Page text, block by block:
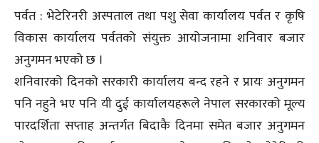
पर्वत : भेटेरिनरी अस्पताल तथा पशु सेवा कार्यालय पर्वत र कृषि
विकास कार्यालय पर्वतको संयुक्त आयोजनामा शनिवार बजार
अनुगमन भएको छ ।
शनिवारको दिनको सरकारी कार्यालय बन्द रहने र प्रायः अनुगमन
पनि नहुने भए पनि यी दुई कार्यालयहरूले नेपाल सरकारको मूल्य
पारदर्शिता सप्ताह अन्तर्गत बिदाकै दिनमा समेत बजार अनुगमन